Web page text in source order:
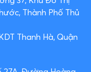
Thành Phố Thủ
Thanh Hà, Quận